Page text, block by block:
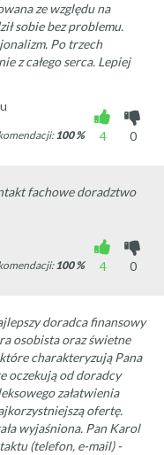
ze względu na
sobie bez problemu.
Po trzech
z całego serca. Lepiej
4
0
100%
fachowe doradztwo
4
0
100%
doradca finansowy
osobista oraz świetne
charakteryzują Pana
oczekują od doradcy
załatwienia
ofertę.
wyjaśniona. Pan Karol
(telefon, e-mail) -